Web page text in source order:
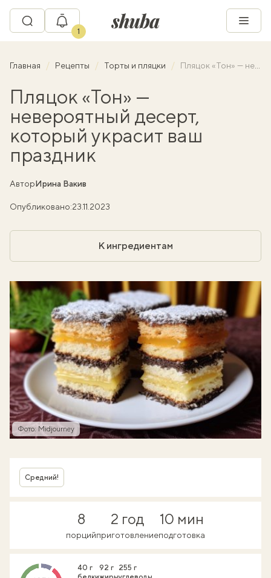
1
Главная Рецепты Торты и пляцки Пляцок «Тон» — невероятный десерт, который украсит ваш праздник
Пляцок «Тон» —
невероятный десерт,
который украсит ваш
праздник
АвторИрина Вакив
Опубликовано:23.11.2023
К ингредиентам
Фото: Midjourney
Средний!
8
порций
2 год
приготовление
10 мин
подготовка
40 г
92 г
255 г